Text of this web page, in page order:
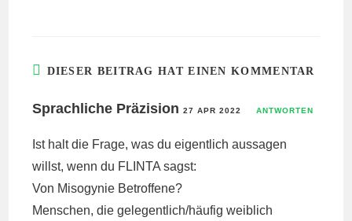
DIESER BEITRAG HAT EINEN KOMMENTAR
Sprachliche Präzision27 APR 2022 ANTWORTEN
Ist halt die Frage, was du eigentlich aussagen
willst, wenn du FLINTA sagst:
Von Misogynie Betroffene?
Menschen, die gelegentlich/häufig weiblich